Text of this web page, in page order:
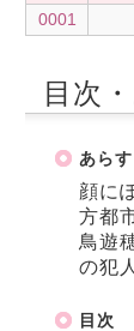
0001
目次
あら
顔に
方都
鳥遊
の犯
目次